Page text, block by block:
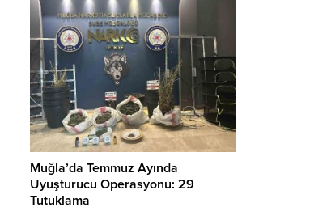
Muğla’da Temmuz Ayında
Uyuşturucu Operasyonu: 29
Tutuklama